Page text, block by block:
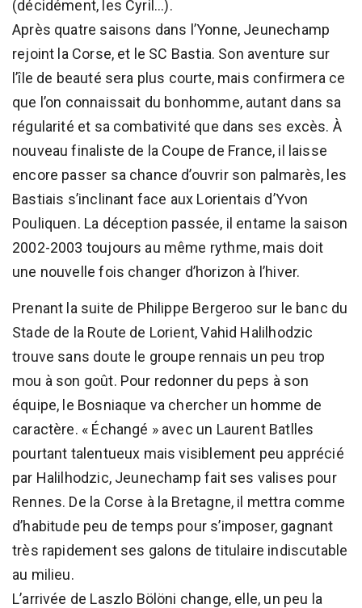
(décidément, les Cyril...).
Après quatre saisons dans l’Yonne, Jeunechamp
rejoint la Corse, et le SC Bastia. Son aventure sur
l’île de beauté sera plus courte, mais confirmera ce
que l’on connaissait du bonhomme, autant dans sa
régularité et sa combativité que dans ses excès. À
nouveau finaliste de la Coupe de France, il laisse
encore passer sa chance d’ouvrir son palmarès, les
Bastiais s’inclinant face aux Lorientais d’Yvon
Pouliquen. La déception passée, il entame la saison
2002-2003 toujours au même rythme, mais doit
une nouvelle fois changer d’horizon à l’hiver.
Prenant la suite de Philippe Bergeroo sur le banc du
Stade de la Route de Lorient, Vahid Halilhodzic
trouve sans doute le groupe rennais un peu trop
mou à son goût. Pour redonner du peps à son
équipe, le Bosniaque va chercher un homme de
caractère. « Échangé » avec un Laurent Batlles
pourtant talentueux mais visiblement peu apprécié
par Halilhodzic, Jeunechamp fait ses valises pour
Rennes. De la Corse à la Bretagne, il mettra comme
d’habitude peu de temps pour s’imposer, gagnant
très rapidement ses galons de titulaire indiscutable
au milieu.
L’arrivée de Laszlo Bölöni change, elle, un peu la